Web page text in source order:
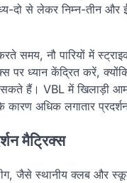
दो से लेकर निम्न-तीन और
समय, नौ पारियों में
पर ध्यान केंद्रित करें,
सकते हैं। VBL में खिलाड़ी
अधिक लगातार
मैट्रिक्स
जैसे स्थानीय क्लब और